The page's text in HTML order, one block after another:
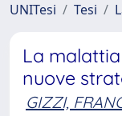
UNITesi
Tesi
La
nuove
GIZZI,